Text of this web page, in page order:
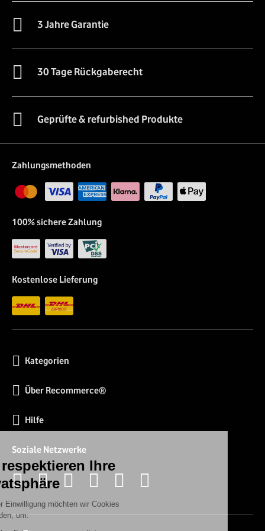
3 Jahre Garantie
30 Tage Rückgaberecht
Geprüfte & refurbished Produkte
Zahlungsmethoden
100% sichere Zahlung
Kostenlose Lieferung
Kategorien
Über Recommerce®
Hilfe
Soziale Netzwerke